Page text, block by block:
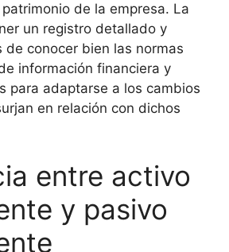
de la empresa. La
un registro detallado y
de conocer bien las normas
información financiera y
para adaptarse a los cambios
en relación con dichos
entre activo
y pasivo